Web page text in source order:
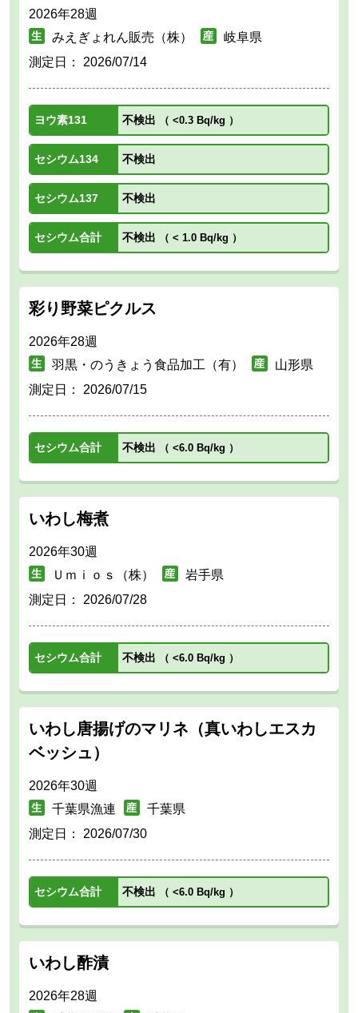
2026年28週
みえぎょれん販売（株）
岐阜県
測定日： 2026/07/14
ヨウ素131 不検出 （ <0.3 Bq/kg ）
セシウム134 不検出
セシウム137 不検出
セシウム合計 不検出 （ < 1.0 Bq/kg ）
彩り野菜ピクルス
2026年28週
羽黒・のうきょう食品加工（有）
山形県
測定日： 2026/07/15
セシウム合計 不検出 （ <6.0 Bq/kg ）
いわし梅煮
2026年30週
Ｕｍｉｏｓ（株）
岩手県
測定日： 2026/07/28
セシウム合計 不検出 （ <6.0 Bq/kg ）
いわし唐揚げのマリネ（真いわしエスカ
ベッシュ）
2026年30週
千葉県漁連
千葉県
測定日： 2026/07/30
セシウム合計 不検出 （ <6.0 Bq/kg ）
いわし酢漬
2026年28週